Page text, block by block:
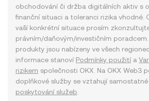
obchodování či držba digitálních aktiv s
finanční situaci a toleranci rizika vhodné.
vaší konkrétní situace prosím
právním/daňovým/investičním poradcem.
produkty jsou nabízeny ve všech
informace stanoví Podmínky použitía
rizikem společnosti OKX. Na OKX Web3
doplňkové služby se vztahují samostatné
poskytování služeb